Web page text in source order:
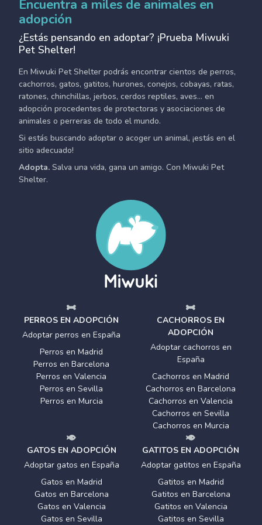
Encuentra a miles de animales en
adopción
¿Estás pensando en adoptar? ¡Prueba Miwuki
Pet Shelter!
En Miwuki Pet Shelter podrás encontrar cientos de perros,
cachorros, gatos, gatitos, hurones, conejos, cobayas, ratas,
ratones, chinchillas, jerbos, cerdos reptiles, aves... en
adopción procedentes de protectoras y asociaciones de
animales o perreras de todo el mundo.
Si estás buscando adoptar o acoger un animal, ¡estás en el
sitio adecuado!
Adopta. Salva una vida, gana un amigo. Con Miwuki Pet
Shelter.
PERROS EN ADOPCIÓN
Adoptar perros en España
Perros en Madrid
Perros en Barcelona
Perros en Valencia
Perros en Sevilla
Perros en Murcia
CACHORROS EN
ADOPCIÓN
Adoptar cachorros en
España
Cachorros en Madrid
Cachorros en Barcelona
Cachorros en Valencia
Cachorros en Sevilla
Cachorros en Murcia
GATOS EN ADOPCIÓN
Adoptar gatos en España
Gatos en Madrid
Gatos en Barcelona
Gatos en Valencia
Gatos en Sevilla
GATITOS EN ADOPCIÓN
Adoptar gatitos en España
Gatitos en Madrid
Gatitos en Barcelona
Gatitos en Valencia
Gatitos en Sevilla